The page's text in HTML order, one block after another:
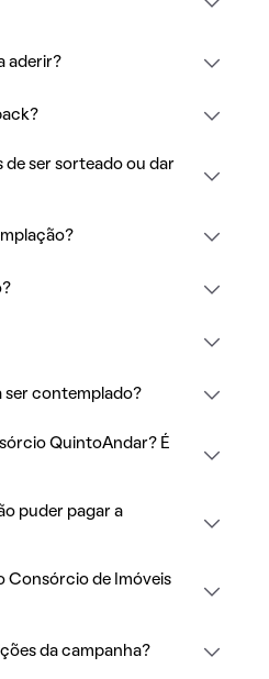
aderir?
de ser sorteado ou dar
ser contemplado?
QuintoAndar? É
puder pagar a
Consórcio de Imóveis
da campanha?